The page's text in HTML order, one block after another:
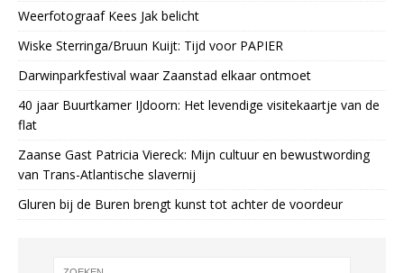
Weerfotograaf Kees Jak belicht
Wiske Sterringa/Bruun Kuijt: Tijd voor PAPIER
Darwinparkfestival waar Zaanstad elkaar ontmoet
40 jaar Buurtkamer IJdoorn: Het levendige visitekaartje van de
flat
Zaanse Gast Patricia Viereck: Mijn cultuur en bewustwording
van Trans-Atlantische slavernij
Gluren bij de Buren brengt kunst tot achter de voordeur